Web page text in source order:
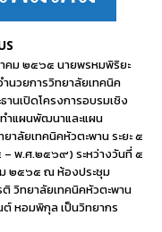
คม ๒๕๖๕ นายพรหมพิริยะ
นวยการวิทยาลัยเทคนิค
านเปิดโครงการอบรมเชิง
ำแผนพัฒนาและแผน
าลัยเทคนิคหัวตะพาน ระยะ ๕
พ.ศ.๒๕๖๙) ระหว่างวันที่ ๕
๒๕๖๕ ณ ห้องประชุม
ติ วิทยาลัยเทคนิคหัวตะพาน
หอมพิกุล เป็นวิทยากร